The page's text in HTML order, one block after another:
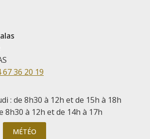
67 36 20 19
: de 8h30 à 12h et de 15h à 18h
8h30 à 12h et de 14h à 17h
MÉTÉO